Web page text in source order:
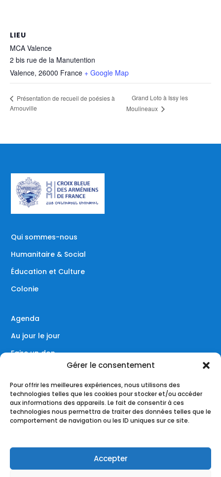
Gérer le consentement
Pour offrir les meilleures expériences, nous utilisons des
technologies telles que les cookies pour stocker et/ou accéder
aux informations des appareils. Le fait de consentir à ces
technologies nous permettra de traiter des données telles que le
comportement de navigation ou les ID uniques sur ce site.
Accepter
LIEU
MCA Valence
2 bis rue de la Manutention
Valence, 26000 France + Google Map
Présentation de recueil de poésies à
Arnouville
Grand Loto à Issy les
Moulineaux
Qui sommes-nous
Humanitaire & Social
Éducation et Culture
Colonie
Agenda
Au jour le jour
Faire un don
Réseaux sociaux